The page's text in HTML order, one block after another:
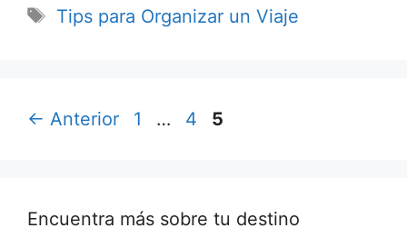
Etiquetas
Tips para Organizar un Viaje
← Anterior Página
1 … Página
4 Página
5
Encuentra más sobre tu destino